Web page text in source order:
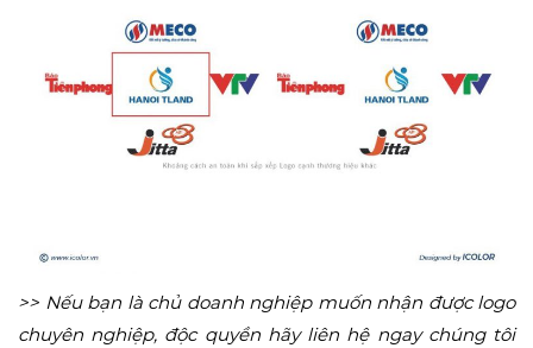
>> Nếu bạn là chủ doanh nghiệp muốn nhận được logo
chuyên nghiệp, độc quyền hãy liên hệ ngay chúng tôi